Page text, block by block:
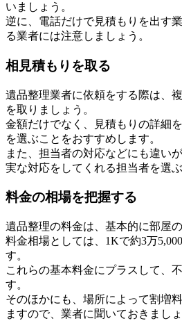
いましょう。
逆に、電話だけで見積もりを出す
る業者には注意しましょう。
相見積もりを取る
遺品整理業者に依頼をする際は、
を取りましょう。
金額だけでなく、見積もりの詳細
を選ぶことをおすすめします。
また、担当者の対応などにも違い
実な対応をしてくれる担当者を選
料金の相場を把握する
遺品整理の料金は、基本的に部屋
料金相場としては、1Kで約3万
す。
これらの基本料金にプラスして、
す。
そのほかにも、場所によって割増
ますので、業者に聞いておきましょ